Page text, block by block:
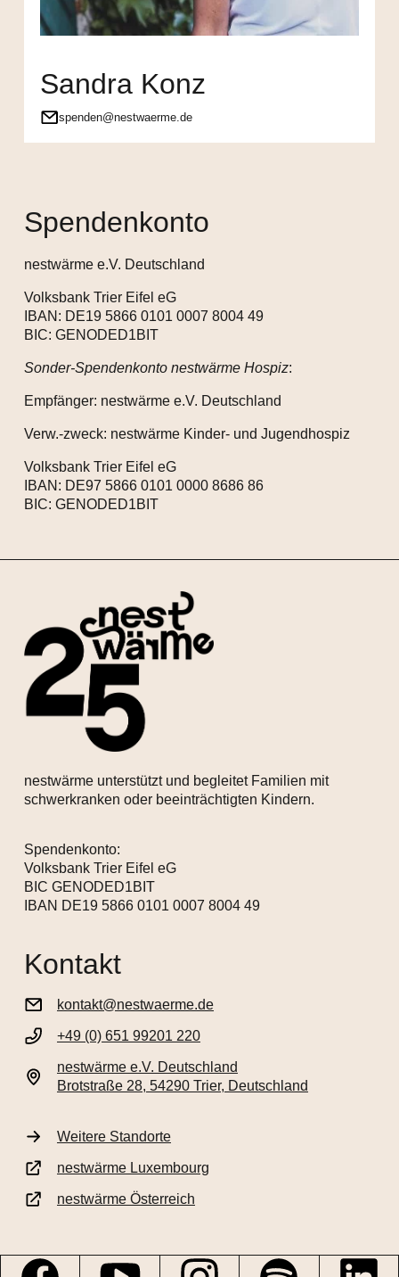
Sandra Konz
spenden@nestwaerme.de
Spendenkonto
nestwärme e.V. Deutschland
Volksbank Trier Eifel eG
IBAN: DE19 5866 0101 0007 8004 49
BIC: GENODED1BIT
Sonder-Spendenkonto nestwärme Hospiz:
Empfänger: nestwärme e.V. Deutschland
Verw.-zweck: nestwärme Kinder- und Jugendhospiz
Volksbank Trier Eifel eG
IBAN: DE97 5866 0101 0000 8686 86
BIC: GENODED1BIT
nestwärme unterstützt und begleitet Familien mit
schwerkranken oder beeinträchtigten Kindern.
Spendenkonto:
Volksbank Trier Eifel eG
BIC GENODED1BIT
IBAN DE19 5866 0101 0007 8004 49
Kontakt
kontakt@nestwaerme.de
+49 (0) 651 99201 220
nestwärme e.V. Deutschland
Brotstraße 28, 54290 Trier, Deutschland
Weitere Standorte
nestwärme Luxembourg
nestwärme Österreich